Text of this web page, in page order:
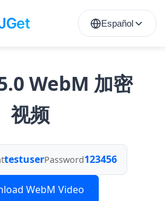
Español
WebM 加密
视频
testuserPassword123456
WebM Video